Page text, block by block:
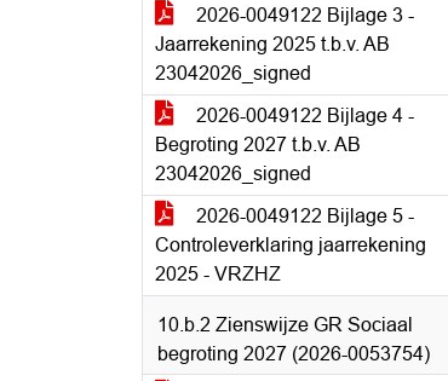
2026-0049122 Bijlage 3 -
Jaarrekening 2025 t.b.v. AB
23042026_signed
2026-0049122 Bijlage 4 -
Begroting 2027 t.b.v. AB
23042026_signed
2026-0049122 Bijlage 5 -
Controleverklaring jaarrekening
2025 - VRZHZ
10.b.2 Zienswijze GR Sociaal
begroting 2027 (2026-0053754)